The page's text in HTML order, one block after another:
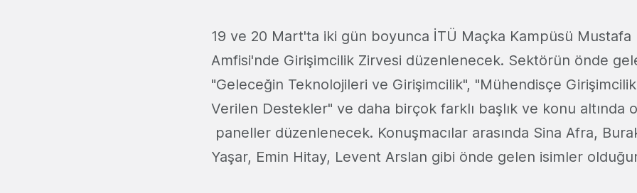
19 ve 20 Mart'ta iki gün boyunca İTÜ Maçka Kampüsü Mustafa
Amfisi'nde Girişimcilik Zirvesi düzenlenecek. Sektörün önde
"Geleceğin Teknolojileri ve Girişimcilik", "Mühendisçe
Verilen Destekler" ve daha birçok farklı başlık ve konu altında
paneller düzenlenecek. Konuşmacılar arasında Sina Afra,
Yaşar, Emin Hitay, Levent Arslan gibi önde gelen isimler